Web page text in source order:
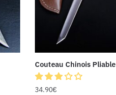
Couteau Chinois Pliable
34.90€